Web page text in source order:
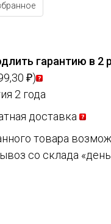
гарантию в 2
₽)
2 года
доставка
товара
со склада